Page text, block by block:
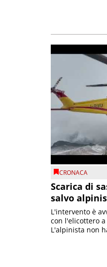
CRONACA
Scarica di
salvo
L'intervento è
con l'elicottero
L'alpinista non